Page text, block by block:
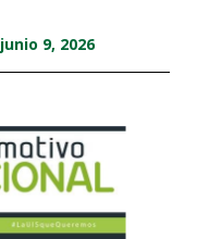
junio 9, 2026